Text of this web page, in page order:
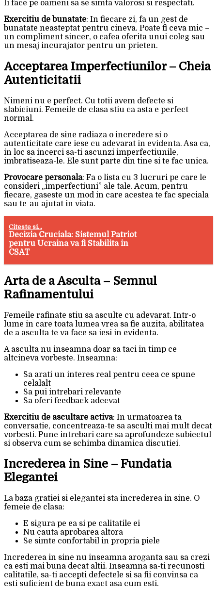
Ii face pe oameni sa se simta valorosi si respectati.
Exercitiu de bunatate: In fiecare zi, fa un gest de
bunatate neasteptat pentru cineva. Poate fi ceva mic –
un compliment sincer, o cafea oferita unui coleg sau
un mesaj incurajator pentru un prieten.
Acceptarea Imperfectiunilor – Cheia
Autenticitatii
Nimeni nu e perfect. Cu totii avem defecte si
slabiciuni. Femeile de clasa stiu ca asta e perfect
normal.
Acceptarea de sine radiaza o incredere si o
autenticitate care iese cu adevarat in evidenta. Asa ca,
in loc sa incerci sa-ti ascunzi imperfectiunile,
imbratiseaza-le. Ele sunt parte din tine si te fac unica.
Provocare personala: Fa o lista cu 3 lucruri pe care le
consideri „imperfectiuni” ale tale. Acum, pentru
fiecare, gaseste un mod in care acestea te fac speciala
sau te-au ajutat in viata.
Citeste si...
Decizia Cruciala: Sistemul Patriot
pentru Ucraina va fi Stabilita in
CSAT
Arta de a Asculta – Semnul
Rafinamentului
Femeile rafinate stiu sa asculte cu adevarat. Intr-o
lume in care toata lumea vrea sa fie auzita, abilitatea
de a asculta te va face sa iesi in evidenta.
A asculta nu inseamna doar sa taci in timp ce
altcineva vorbeste. Inseamna:
Sa arati un interes real pentru ceea ce spune
celalalt
Sa pui intrebari relevante
Sa oferi feedback adecvat
Exercitiu de ascultare activa: In urmatoarea ta
conversatie, concentreaza-te sa asculti mai mult decat
vorbesti. Pune intrebari care sa aprofundeze subiectul
si observa cum se schimba dinamica discutiei.
Increderea in Sine – Fundatia
Elegantei
La baza gratiei si elegantei sta increderea in sine. O
femeie de clasa:
E sigura pe ea si pe calitatile ei
Nu cauta aprobarea altora
Se simte confortabil in propria piele
Increderea in sine nu inseamna aroganta sau sa crezi
ca esti mai buna decat altii. Inseamna sa-ti recunosti
calitatile, sa-ti accepti defectele si sa fii convinsa ca
esti suficient de buna exact asa cum esti.